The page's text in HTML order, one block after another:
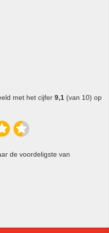
met het cijfer 9,1 (van 10) op
de voordeligste van